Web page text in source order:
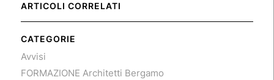
ARTICOLI CORRELATI
CATEGORIE
Avvisi
FORMAZIONE Architetti Bergamo